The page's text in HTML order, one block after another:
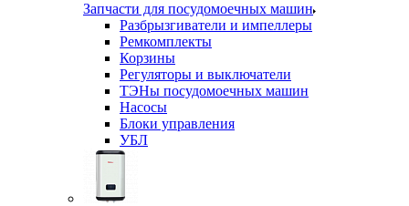
Запчасти для посудомоечных машин
Разбрызгиватели и импеллеры
Ремкомплекты
Корзины
Регуляторы и выключатели
ТЭНы посудомоечных машин
Насосы
Блоки управления
УБЛ